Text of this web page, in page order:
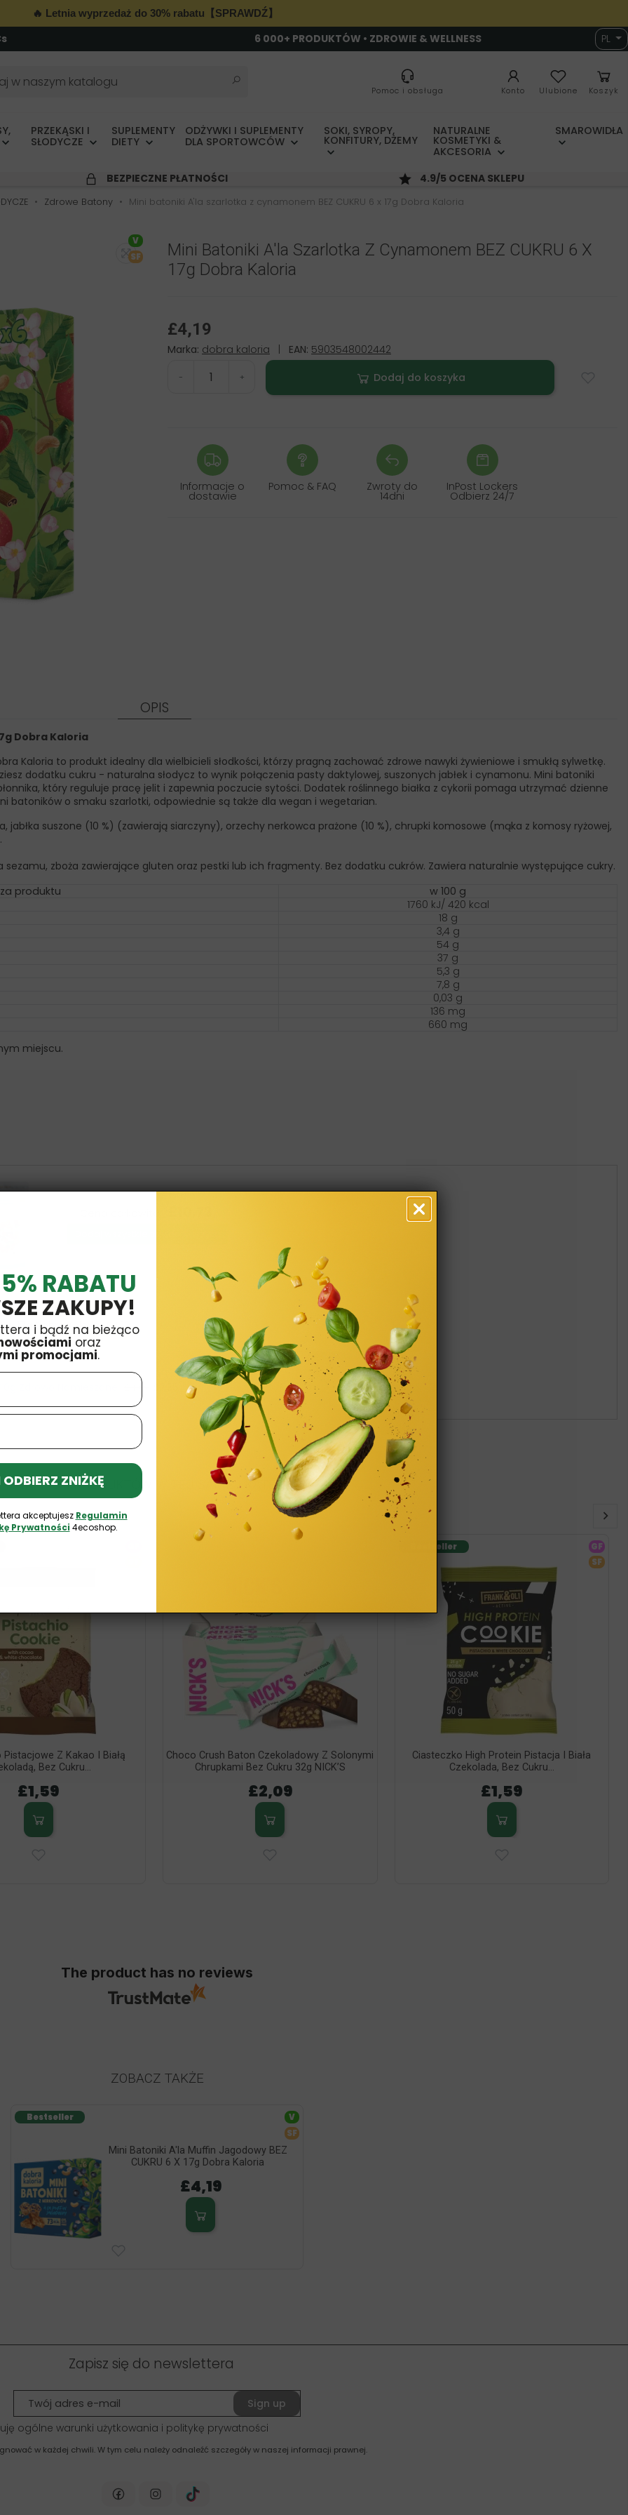
🔥 Letnia wyprzedaż do 30% rabatu【SPRAWDŹ】
6 000+ PRODUKTÓW • ZDROWIE & WELLNESS PL
Pomoc i obsługa Konto Ulubione Koszyk
PRZEKĄSKI I
SŁODYCZE
SUPLEMENTY
DIETY
ODŻYWKI I SUPLEMENTY
DLA SPORTOWCÓW
SOKI, SYROPY,
KONFITURY, DŻEMY
NATURALNE
KOSMETYKI &
AKCESORIA
SMAROWIDŁA
BEZPIECZNE PŁATNOŚCI 4.9/5 OCENA SKLEPU
Zdrowe Batony Mini batoniki A'la szarlotka z cynamonem BEZ CUKRU 6 x 17g Dobra Kaloria
V
SF
Mini Batoniki A'la Szarlotka Z Cynamonem BEZ CUKRU 6 X
17g Dobra Kaloria
£4,19
Marka: dobra kaloria EAN: 5903548002442
- + Dodaj do koszyka
Informacje o
dostawie
Pomoc & FAQ Zwroty do
14dni
InPost Lockers
Odbierz 24/7
OPIS
Dobra Kaloria
Kaloria to produkt idealny dla wielbicieli słodkości, którzy pragną zachować zdrowe nawyki żywieniowe i smukłą sylwetkę.
dodatku cukru - naturalna słodycz to wynik połączenia pasty daktylowej, suszonych jabłek i cynamonu. Mini batoniki
który reguluje pracę jelit i zapewnia poczucie sytości. Dodatek roślinnego białka z cykorii pomaga utrzymać dzienne
batoników o smaku szarlotki, odpowiednie są także dla wegan i wegetarian.
suszone (10 %) (zawierają siarczyny), orzechy nerkowca prażone (10 %), chrupki komosowe (mąka z komosy ryżowej,
sezamu, zboża zawierające gluten oraz pestki lub ich fragmenty. Bez dodatku cukrów. Zawiera naturalnie występujące cukry.
produktu
w 100 g
1760 kJ/ 420 kcal
18 g
3,4 g
54 g
37 g
5,3 g
7,8 g
0,03 g
136 mg
660 mg
miejscu.
x 17g Dobra Kaloria £4,19
£4,19
Zdrowo Namieszane
16 INNYCH PRODUKTÓW W TEJ SAMEJ KATEGORII:
Pistacjowe Z Kakao I Białą
Bez Cukru...
£1,59
Choco Crush Baton Czekoladowy Z Solonymi
Chrupkami Bez Cukru 32g NICK’S
£2,09
Ciasteczko High Protein Pistacja I Biała
Czekolada, Bez Cukru...
£1,59
Bestseller
GF
SF
The product has no reviews
ZOBACZ TAKŻE
Mini Batoniki A'la Muffin Jagodowy BEZ
CUKRU 6 X 17g Dobra Kaloria
£4,19
Bestseller
V
SF
Zapisz się do newslettera
Sign up
ogólne warunki użytkowania i politykę prywatności
w każdej chwili. W tym celu należy odnaleźć szczegóły w naszej informacji prawnej.
RABATU
ZAKUPY!
i bądź na bieżąco
oraz
promocjami.
ZNIŻKĘ
akceptujesz Regulamin
Prywatności 4ecoshop.